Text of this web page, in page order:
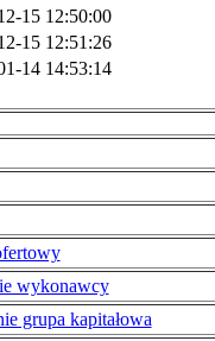
15 12:50:00
15 12:51:26
14 14:53:14
wykonawcy
grupa kapitałowa